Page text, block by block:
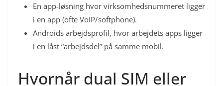
En app-løsning hvor virksomhedsnummeret ligger
i en app (ofte VoIP/softphone).
Androids arbejdsprofil, hvor arbejdets apps ligger
i en låst “arbejdsdel” på samme mobil.
Hvornår dual SIM eller